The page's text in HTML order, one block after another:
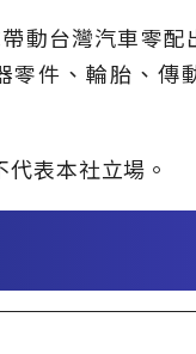
動台灣汽車零配
件、輪胎、傳
表本社立場。